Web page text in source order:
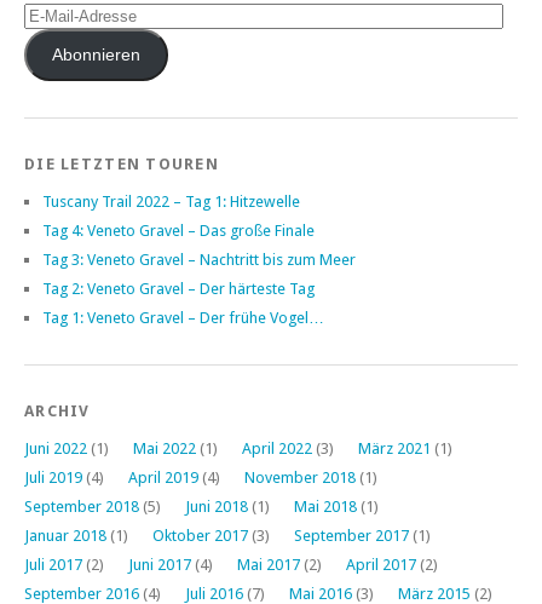
E-
Mail-
AdresseAbonnieren
DIE LETZTEN TOUREN
Tuscany Trail 2022 – Tag 1: Hitzewelle
Tag 4: Veneto Gravel – Das große Finale
Tag 3: Veneto Gravel – Nachtritt bis zum Meer
Tag 2: Veneto Gravel – Der härteste Tag
Tag 1: Veneto Gravel – Der frühe Vogel…
ARCHIV
Juni 2022 (1) Mai 2022 (1) April 2022 (3) März 2021 (1)
Juli 2019 (4) April 2019 (4) November 2018 (1)
September 2018 (5) Juni 2018 (1) Mai 2018 (1)
Januar 2018 (1) Oktober 2017 (3) September 2017 (1)
Juli 2017 (2) Juni 2017 (4) Mai 2017 (2) April 2017 (2)
September 2016 (4) Juli 2016 (7) Mai 2016 (3) März 2015 (2)